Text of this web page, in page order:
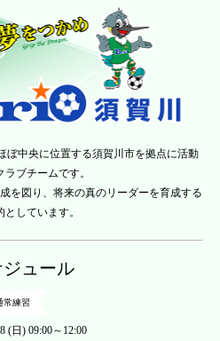
ぼ中央に位置する須賀川市を拠点に活動
ラブチームです。
を図り、将来の真のリーダーを育成する
としています。
ジュール
常練習
(日) 09:00～12:00